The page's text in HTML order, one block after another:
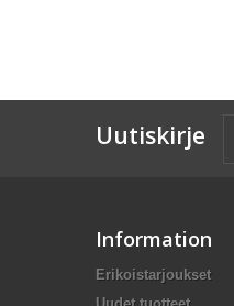
Uutiskirje
Information
Erikoistarjoukset